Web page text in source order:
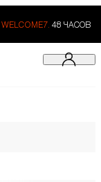
WELCOME7. 48 ЧАСОВ